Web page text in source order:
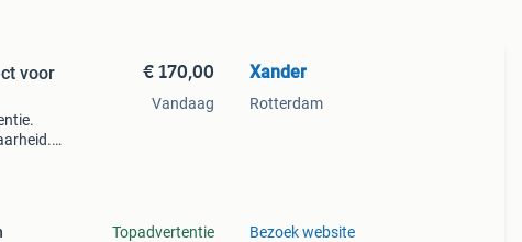
voor
€ 170,00
Vandaag
Topadvertentie
Xander
Rotterdam
Bezoek website